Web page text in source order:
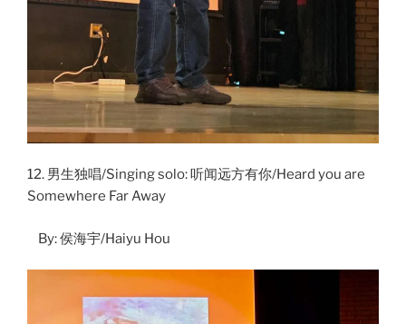
12. 男生独唱/Singing solo: 听闻远方有你/Heard you are
Somewhere Far Away
By: 侯海宇/Haiyu Hou